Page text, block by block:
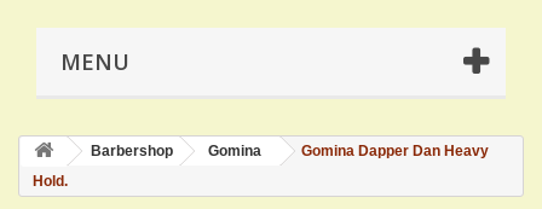
MENU
Barbershop Gomina
Gomina Dapper Dan Heavy
Hold.